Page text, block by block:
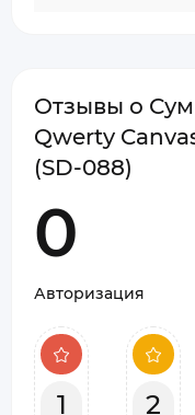
Отзывы о
Qwerty
(SD-088)
0
Авторизация
1 2